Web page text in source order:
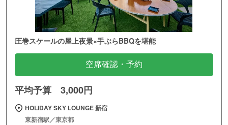
圧巻スケールの屋上夜景×手ぶらBBQを堪能
空席確認・予約
平均予算 3,000円
HOLIDAY SKY LOUNGE 新宿
東新宿駅／東京都